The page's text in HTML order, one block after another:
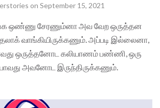
on September 15, 2021
ஒண்ணு சேரணும்னா அவ வேற ஒருத்தன
வாங்கியிருக்கணும். அப்படி இல்லைனா,
ஒருத்தனோட கலியாணம் பண்ணி, ஒரு
அவனோட இருந்திருக்கணும்.